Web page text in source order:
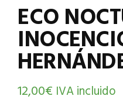
ECO
12,00€ IVA incluido